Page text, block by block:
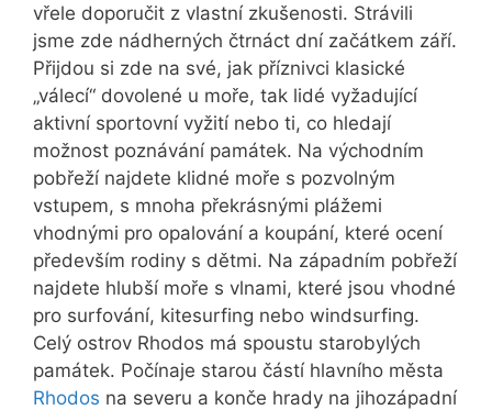
vřele doporučit z vlastní zkušenosti. Strávili
jsme zde nádherných čtrnáct dní začátkem září.
Přijdou si zde na své, jak příznivci klasické
„válecí“ dovolené u moře, tak lidé vyžadující
aktivní sportovní vyžití nebo ti, co hledají
možnost poznávání památek. Na východním
pobřeží najdete klidné moře s pozvolným
vstupem, s mnoha překrásnými plážemi
vhodnými pro opalování a koupání, které ocení
především rodiny s dětmi. Na západním pobřeží
najdete hlubší moře s vlnami, které jsou vhodné
pro surfování, kitesurfing nebo windsurfing.
Celý ostrov Rhodos má spoustu starobylých
památek. Počínaje starou částí hlavního města
Rhodos na severu a konče hrady na jihozápadní